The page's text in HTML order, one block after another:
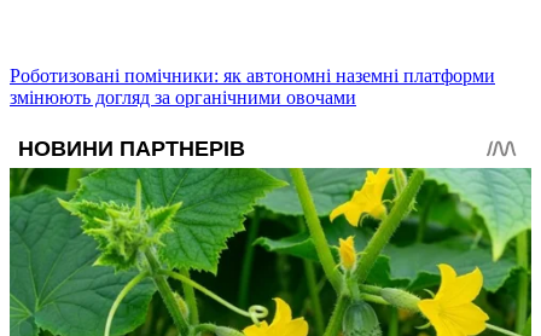
Роботизовані помічники: як автономні наземні платформи
змінюють догляд за органічними овочами